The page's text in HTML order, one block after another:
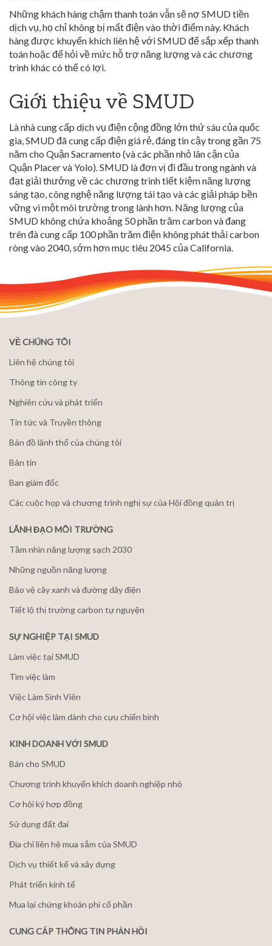
Những khách hàng chậm thanh toán vẫn sẽ nợ SMUD tiền
dịch vụ, họ chỉ không bị mất điện vào thời điểm này. Khách
hàng được khuyến khích liên hệ với SMUD để sắp xếp thanh
toán hoặc để hỏi về mức hỗ trợ năng lượng và các chương
trình khác có thể có lợi.
Giới thiệu về SMUD
Là nhà cung cấp dịch vụ điện cộng đồng lớn thứ sáu của quốc
gia, SMUD đã cung cấp điện giá rẻ, đáng tin cậy trong gần 75
năm cho Quận Sacramento (và các phần nhỏ lân cận của
Quận Placer và Yolo). SMUD là đơn vị đi đầu trong ngành và
đạt giải thưởng về các chương trình tiết kiệm năng lượng
sáng tạo, công nghệ năng lượng tái tạo và các giải pháp bền
vững vì một môi trường trong lành hơn. Năng lượng của
SMUD không chứa khoảng 50 phần trăm carbon và đang
trên đà cung cấp 100 phần trăm điện không phát thải carbon
ròng vào 2040, sớm hơn mục tiêu 2045 của California.
VỀ CHÚNG TÔI
Liên hệ chúng tôi
Thông tin công ty
Nghiên cứu và phát triển
Tin tức và Truyền thông
Bản đồ lãnh thổ của chúng tôi
Bản tin
Ban giám đốc
Các cuộc họp và chương trình nghị sự của Hội đồng quản trị
LÃNH ĐẠO MÔI TRƯỜNG
Tầm nhìn năng lượng sạch 2030
Những nguồn năng lượng
Bảo vệ cây xanh và đường dây điện
Tiết lộ thị trường carbon tự nguyện
SỰ NGHIỆP TẠI SMUD
Làm việc tại SMUD
Tìm việc làm
Việc Làm Sinh Viên
Cơ hội việc làm dành cho cựu chiến binh
KINH DOANH VỚI SMUD
Bán cho SMUD
Chương trình khuyến khích doanh nghiệp nhỏ
Cơ hội ký hợp đồng
Sử dụng đất đai
Địa chỉ liên hệ mua sắm của SMUD
Dịch vụ thiết kế và xây dựng
Phát triển kinh tế
Mua lại chứng khoán phi cổ phần
CUNG CẤP THÔNG TIN PHẢN HỒI